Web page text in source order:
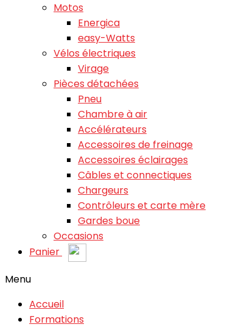
Motos
Energica
easy-Watts
Vélos électriques
Virage
Pièces détachées
Pneu
Chambre à air
Accélérateurs
Accessoires de freinage
Accessoires éclairages
Câbles et connectiques
Chargeurs
Contrôleurs et carte mère
Gardes boue
Occasions
Panier
Menu
Accueil
Formations